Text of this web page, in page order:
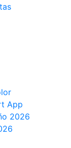
App
2026